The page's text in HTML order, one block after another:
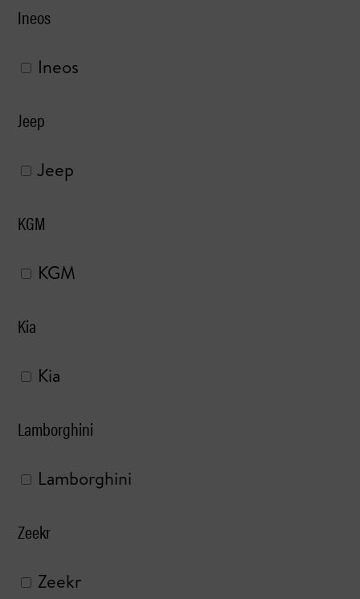
Ineos
Ineos
Jeep
Jeep
KGM
KGM
Kia
Kia
Lamborghini
Lamborghini
Zeekr
Zeekr